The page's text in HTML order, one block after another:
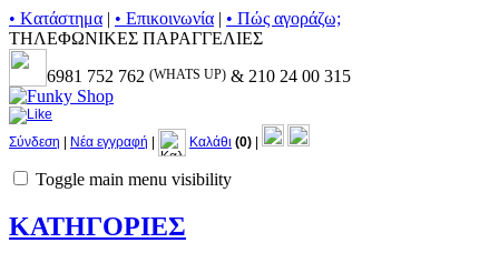
• Kατάστημα | • Επικοινωνία | • Πώς αγοράζω;
ΤΗΛΕΦΩΝΙΚΕΣ ΠΑΡΑΓΓΕΛΙΕΣ
6981 752 762 (WHATS UP) & 210 24 00 315
Σύνδεση Νέα εγγραφή Καλάθι (0)
Toggle main menu visibility
ΚΑΤΗΓΟΡΙΕΣ